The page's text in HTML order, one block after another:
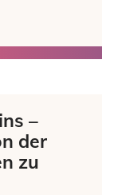
–
der
zu